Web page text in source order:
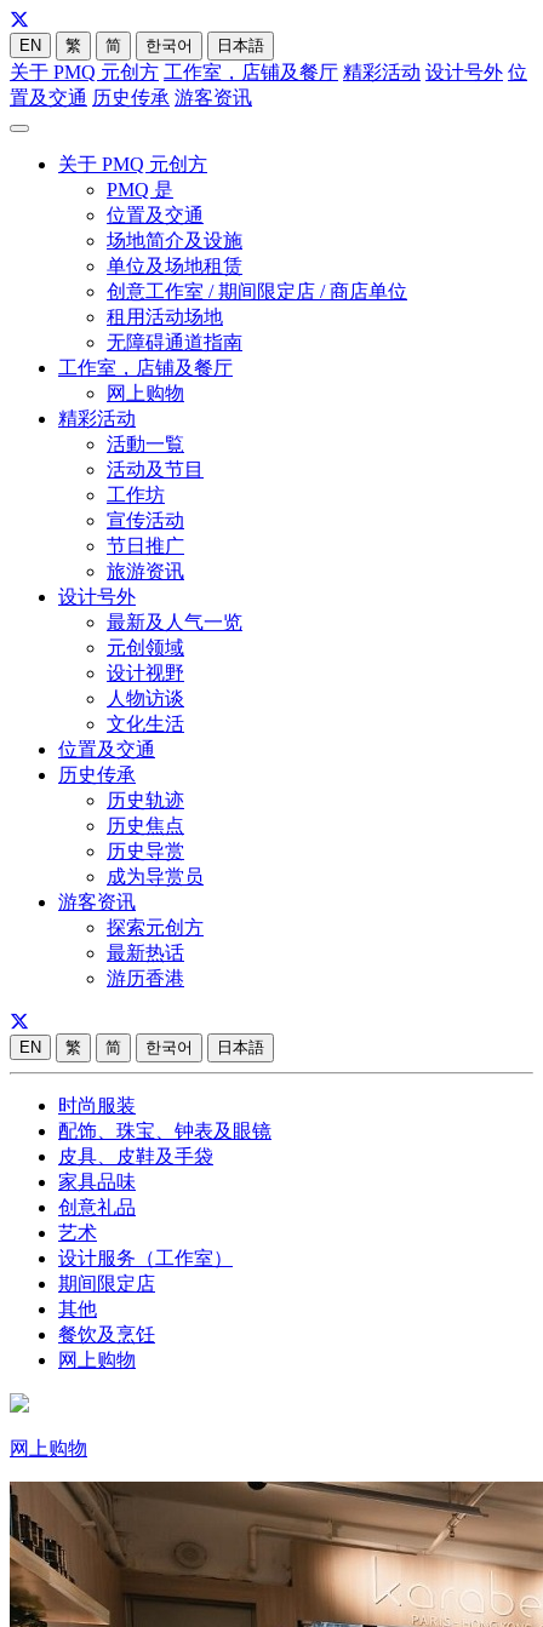
EN 繁 简 한국어 日本語
关于 PMQ 元创方 工作室，店铺及餐厅 精彩活动 设计号外 位
置及交通 历史传承 游客资讯
关于 PMQ 元创方
PMQ 是
位置及交通
场地简介及设施
单位及场地租赁
创意工作室 / 期间限定店 / 商店单位
租用活动场地
无障碍通道指南
工作室，店铺及餐厅
网上购物
精彩活动
活動一覧
活动及节目
工作坊
宣传活动
节日推广
旅游资讯
设计号外
最新及人气一览
元创领域
设计视野
人物访谈
文化生活
位置及交通
历史传承
历史轨迹
历史焦点
历史导赏
成为导赏员
游客资讯
探索元创方
最新热话
游历香港
EN 繁 简 한국어 日本語
时尚服装
配饰、珠宝、钟表及眼镜
皮具、皮鞋及手袋
家具品味
创意礼品
艺术
设计服务（工作室）
期间限定店
其他
餐饮及烹饪
网上购物
网上购物